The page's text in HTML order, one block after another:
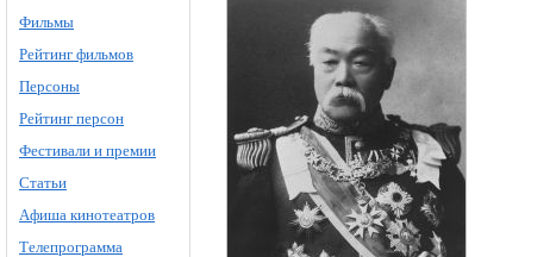
Фильмы
Рейтинг фильмов
Персоны
Рейтинг персон
Фестивали и премии
Статьи
Афиша кинотеатров
Телепрограмма